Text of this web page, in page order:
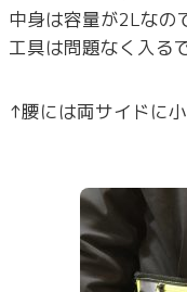
中身は容量が2Lなの
工具は問題なく入る
↑腰には両サイドに